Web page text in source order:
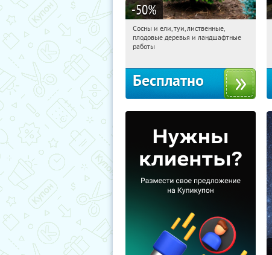
-50%
15:27:40 Получили:
Московская обл., г. Химки,
Сосны и ели, туи, лиственные,
плодовые деревья и ландшафтные
работы
Бесплатно